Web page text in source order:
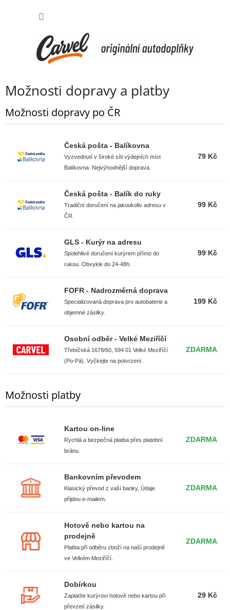
Možnosti dopravy a platby
Možnosti dopravy po ČR
Česká pošta - Balíkovna
Vyzvednutí v široké síti výdejních míst
Balíkovna. Nejvýhodnější doprava.
79 Kč
Česká pošta - Balík do ruky
Tradiční doručení na jakoukoliv adresu v
ČR.
99 Kč
GLS - Kurýr na adresu
Spolehlivé doručení kurýrem přímo do
rukou. Obvykle do 24-48h.
99 Kč
FOFR - Nadrozměrná doprava
Specializovaná doprava pro autobaterie a
objemné zásilky.
199 Kč
Osobní odběr - Velké Meziříčí
Třebíčská 1678/60, 594 01 Velké Meziříčí
(Po-Pá). Vyčkejte na potvrzení.
ZDARMA
Možnosti platby
Kartou on-line
Rychlá a bezpečná platba přes platební
bránu.
ZDARMA
Bankovním převodem
Klasický převod z vaší banky. Údaje
přijdou e-mailem.
ZDARMA
Hotově nebo kartou na
prodejně
Platba při odběru zboží na naší prodejně
ve Velkém Meziříčí.
ZDARMA
Dobírkou
Zaplatíte kurýrovi hotově nebo kartou při
převzetí zásilky.
29 Kč